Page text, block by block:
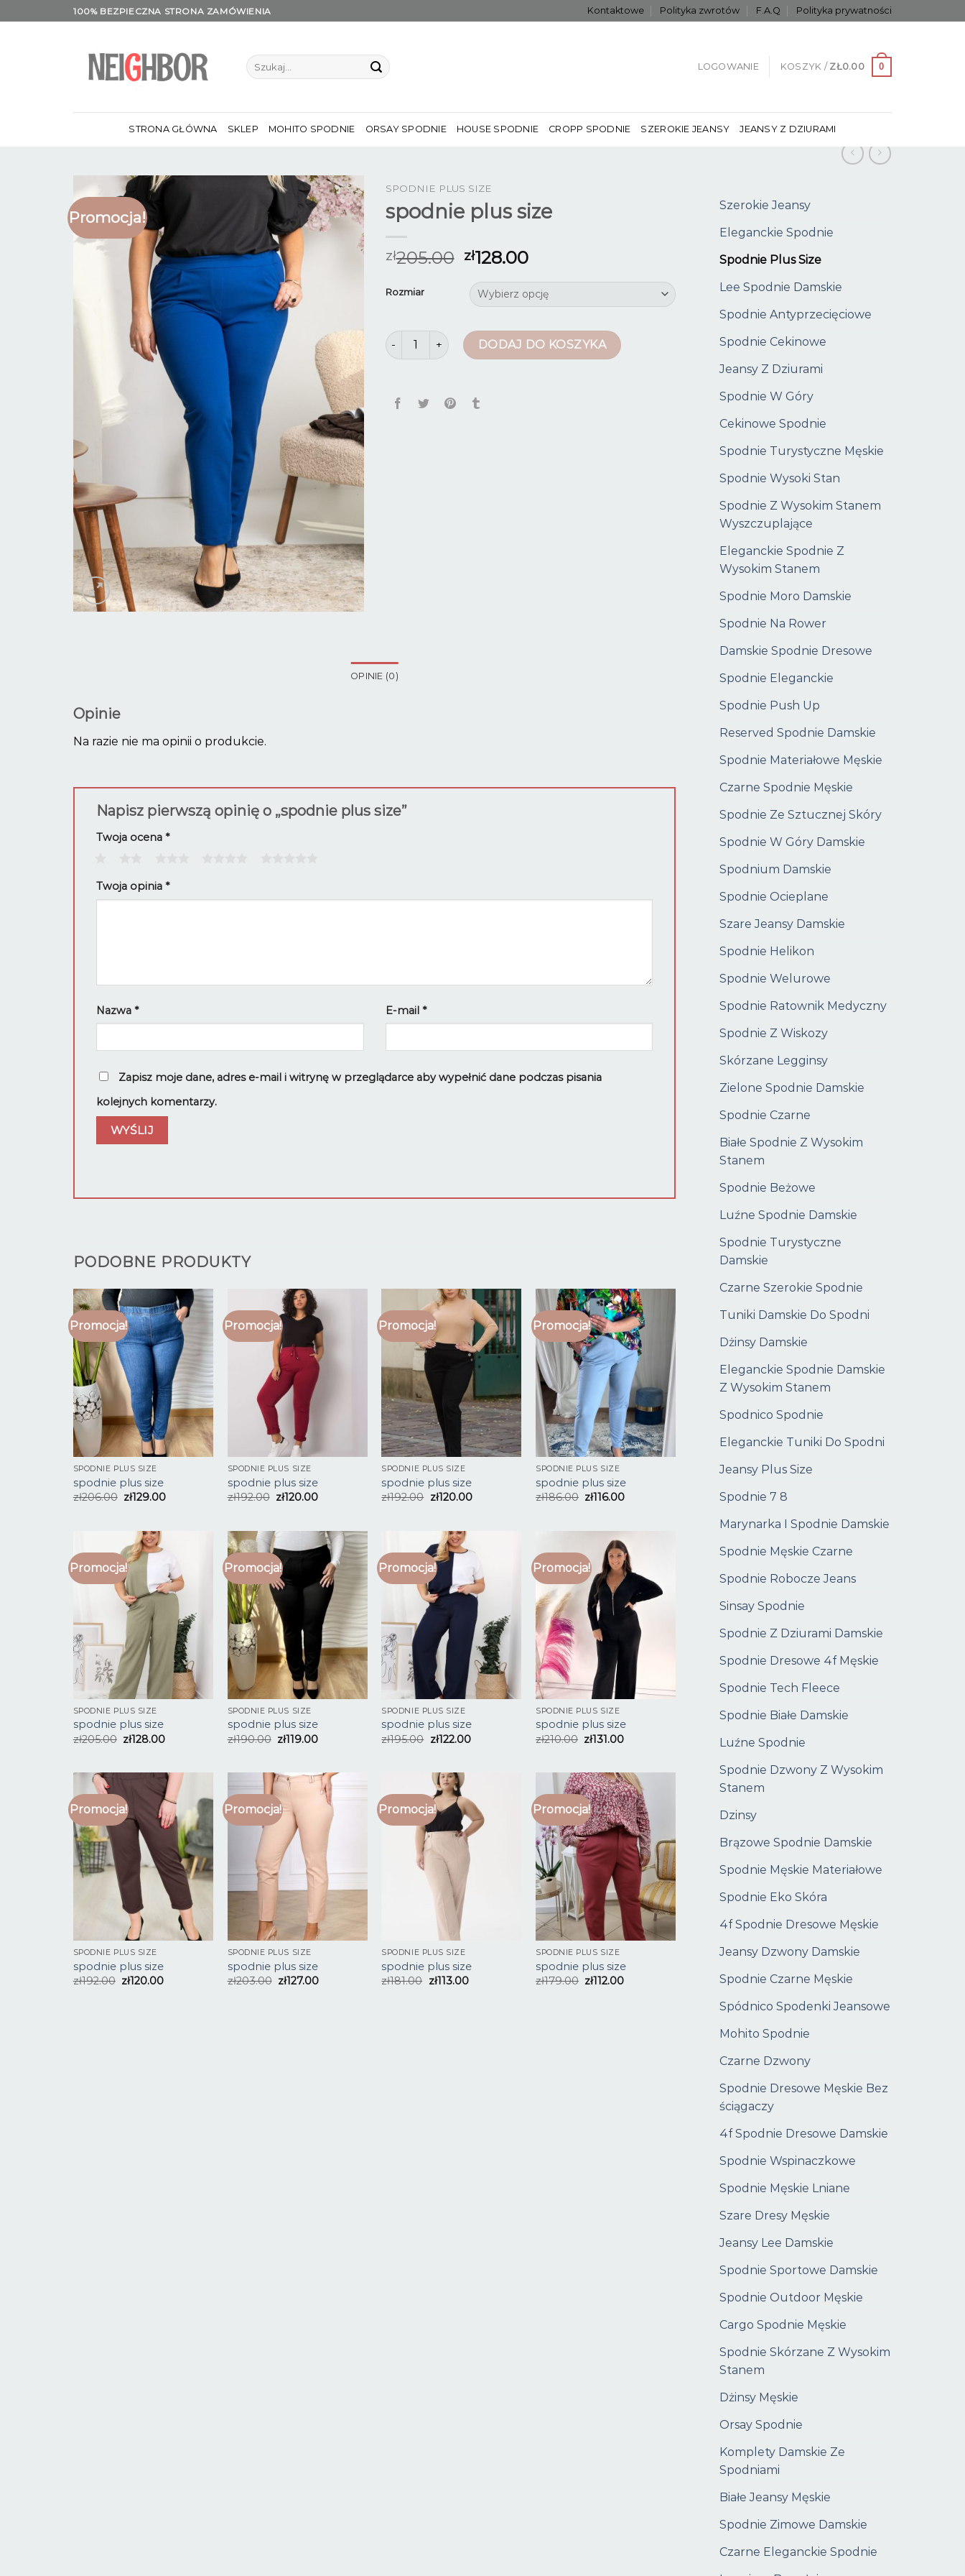
to
100% BEZPIECZNA STRONA ZAMÓWIENIA Kontaktowe Polityka zwrotów F.A.Q Polityka prywatności
Szukaj:
LOGOWANIE KOSZYK / ZŁ0.00 0
STRONA GŁÓWNA SKLEP MOHITO SPODNIE ORSAY SPODNIE HOUSE SPODNIE CROPP SPODNIE SZEROKIE JEANSY JEANSY Z DZIURAMI
Szerokie Jeansy
Eleganckie Spodnie
Spodnie Plus Size
Lee Spodnie Damskie
Spodnie Antyprzecięciowe
Spodnie Cekinowe
Jeansy Z Dziurami
Spodnie W Góry
Cekinowe Spodnie
Spodnie Turystyczne Męskie
Spodnie Wysoki Stan
Spodnie Z Wysokim Stanem
Wyszczuplające
Eleganckie Spodnie Z
Wysokim Stanem
Spodnie Moro Damskie
Spodnie Na Rower
Damskie Spodnie Dresowe
Spodnie Eleganckie
Spodnie Push Up
Reserved Spodnie Damskie
Spodnie Materiałowe Męskie
Czarne Spodnie Męskie
Spodnie Ze Sztucznej Skóry
Spodnie W Góry Damskie
Spodnium Damskie
Spodnie Ocieplane
Szare Jeansy Damskie
Spodnie Helikon
Spodnie Welurowe
Spodnie Ratownik Medyczny
Spodnie Z Wiskozy
Skórzane Legginsy
Zielone Spodnie Damskie
Spodnie Czarne
Białe Spodnie Z Wysokim
Stanem
Spodnie Beżowe
Luźne Spodnie Damskie
Spodnie Turystyczne
Damskie
Czarne Szerokie Spodnie
Tuniki Damskie Do Spodni
Dżinsy Damskie
Eleganckie Spodnie Damskie
Z Wysokim Stanem
Spodnico Spodnie
Eleganckie Tuniki Do Spodni
Jeansy Plus Size
Spodnie 7 8
Marynarka I Spodnie Damskie
Spodnie Męskie Czarne
Spodnie Robocze Jeans
Sinsay Spodnie
Spodnie Z Dziurami Damskie
Spodnie Dresowe 4f Męskie
Spodnie Tech Fleece
Spodnie Białe Damskie
Luźne Spodnie
Spodnie Dzwony Z Wysokim
Stanem
Dzinsy
Brązowe Spodnie Damskie
Spodnie Męskie Materiałowe
Spodnie Eko Skóra
4f Spodnie Dresowe Męskie
Jeansy Dzwony Damskie
Spodnie Czarne Męskie
Spódnico Spodenki Jeansowe
Mohito Spodnie
Czarne Dzwony
Spodnie Dresowe Męskie Bez
ściągaczy
4f Spodnie Dresowe Damskie
Spodnie Wspinaczkowe
Spodnie Męskie Lniane
Szare Dresy Męskie
Jeansy Lee Damskie
Spodnie Sportowe Damskie
Spodnie Outdoor Męskie
Cargo Spodnie Męskie
Spodnie Skórzane Z Wysokim
Stanem
Dżinsy Męskie
Orsay Spodnie
Komplety Damskie Ze
Spodniami
Białe Jeansy Męskie
Spodnie Zimowe Damskie
Czarne Eleganckie Spodnie
Promocja!
SPODNIE PLUS SIZE
spodnie plus size
zł205.00 zł128.00
Rozmiar
ilość spodnie plus sizeDODAJ DO KOSZYKA
OPINIE (0)
Opinie
Na razie nie ma opinii o produkcie.
Napisz pierwszą opinię o „spodnie plus size”
Twoja ocena *
Twoja opinia *
Nazwa * E-mail *
Zapisz moje dane, adres e-mail i witrynę w przeglądarce aby wypełnić dane podczas pisania
kolejnych komentarzy.
PODOBNE PRODUKTY
Promocja!
SPODNIE PLUS SIZE
spodnie plus size
zł206.00 zł129.00
Promocja!
SPODNIE PLUS SIZE
spodnie plus size
zł192.00 zł120.00
Promocja!
SPODNIE PLUS SIZE
spodnie plus size
zł192.00 zł120.00
Promocja!
SPODNIE PLUS SIZE
spodnie plus size
zł186.00 zł116.00
Promocja!
SPODNIE PLUS SIZE
spodnie plus size
zł205.00 zł128.00
Promocja!
SPODNIE PLUS SIZE
spodnie plus size
zł190.00 zł119.00
Promocja!
SPODNIE PLUS SIZE
spodnie plus size
zł195.00 zł122.00
Promocja!
SPODNIE PLUS SIZE
spodnie plus size
zł210.00 zł131.00
Promocja!
SPODNIE PLUS SIZE
spodnie plus size
zł192.00 zł120.00
Promocja!
SPODNIE PLUS SIZE
spodnie plus size
zł203.00 zł127.00
Promocja!
SPODNIE PLUS SIZE
spodnie plus size
zł181.00 zł113.00
Promocja!
SPODNIE PLUS SIZE
spodnie plus size
zł179.00 zł112.00